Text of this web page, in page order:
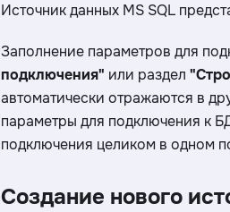
Источник данных MS SQL
Заполнение параметров для
подключения" или раздел
автоматически отражаются в
параметры для подключения к
подключения целиком в одном
Создание нового